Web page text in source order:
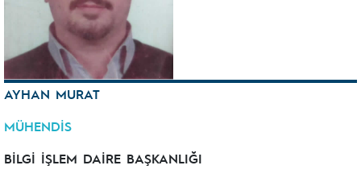
AYHAN MURAT
MÜHENDİS
BİLGİ İŞLEM DAİRE BAŞKANLIĞI